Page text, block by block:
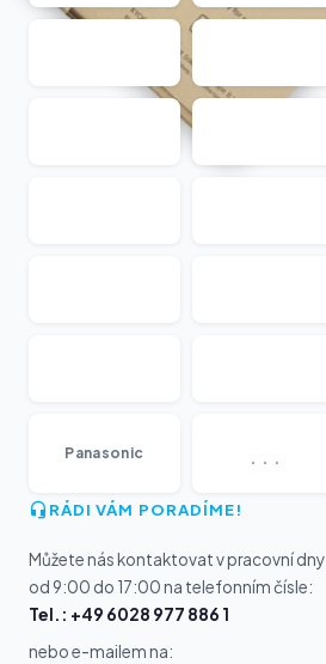
Panasonic ...
RÁDI VÁM PORADÍME!
Můžete nás kontaktovat v pracovní dny
od 9:00 do 17:00 na telefonním čísle:
Tel.: +49 6028 977 886 1
nebo e-mailem na: